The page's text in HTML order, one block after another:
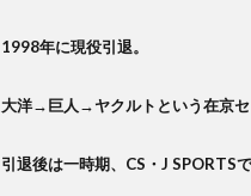
1998年に現役引退。
大洋→巨人→ヤクルトという在京セ
引退後は一時期、CS・J SPORTS